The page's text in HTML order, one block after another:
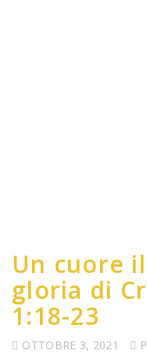
Un cuore
gloria di
1:18-23
OTTOBRE 3, 2021